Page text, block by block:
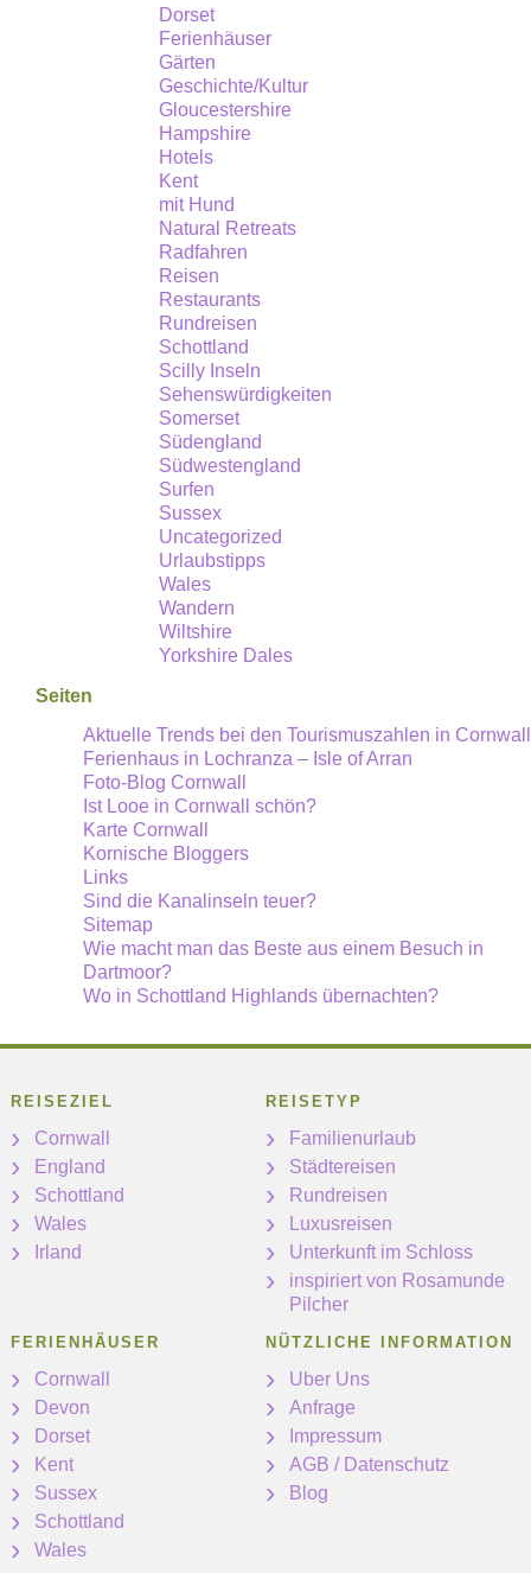
Dorset
Ferienhäuser
Gärten
Geschichte/Kultur
Gloucestershire
Hampshire
Hotels
Kent
mit Hund
Natural Retreats
Radfahren
Reisen
Restaurants
Rundreisen
Schottland
Scilly Inseln
Sehenswürdigkeiten
Somerset
Südengland
Südwestengland
Surfen
Sussex
Uncategorized
Urlaubstipps
Wales
Wandern
Wiltshire
Yorkshire Dales
Seiten
Aktuelle Trends bei den Tourismuszahlen in Cornwall
Ferienhaus in Lochranza – Isle of Arran
Foto-Blog Cornwall
Ist Looe in Cornwall schön?
Karte Cornwall
Kornische Bloggers
Links
Sind die Kanalinseln teuer?
Sitemap
Wie macht man das Beste aus einem Besuch in
Dartmoor?
Wo in Schottland Highlands übernachten?
REISEZIEL
Cornwall
England
Schottland
Wales
Irland
REISETYP
Familienurlaub
Städtereisen
Rundreisen
Luxusreisen
Unterkunft im Schloss
inspiriert von Rosamunde
Pilcher
FERIENHÄUSER
Cornwall
Devon
Dorset
Kent
Sussex
Schottland
Wales
NÜTZLICHE INFORMATION
Uber Uns
Anfrage
Impressum
AGB / Datenschutz
Blog